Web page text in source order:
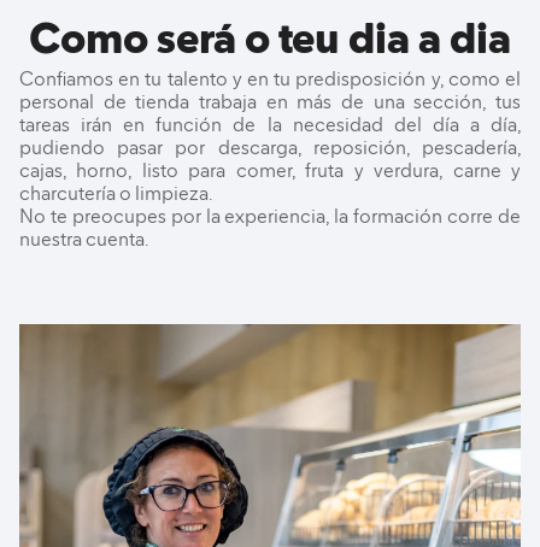
Como será o teu dia a dia
Confiamos en tu talento y en tu predisposición y, como el
personal de tienda trabaja en más de una sección, tus
tareas irán en función de la necesidad del día a día,
pudiendo pasar por descarga, reposición, pescadería,
cajas, horno, listo para comer, fruta y verdura, carne y
charcutería o limpieza.
No te preocupes por la experiencia, la formación corre de
nuestra cuenta.